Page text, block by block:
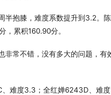
半抱膝，难度系数提升到3.2。
，累积160.90分。
非常不错，没有多大的问题，
难度3.3；全红婵6243D、难